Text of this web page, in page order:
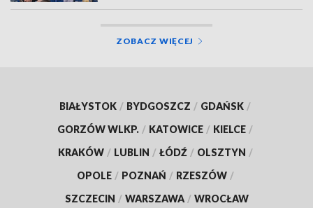
ZOBACZ WIĘCEJ
BIAŁYSTOK / BYDGOSZCZ / GDAŃSK /
GORZÓW WLKP. / KATOWICE / KIELCE /
KRAKÓW / LUBLIN / ŁÓDŹ / OLSZTYN /
OPOLE / POZNAŃ / RZESZÓW /
SZCZECIN / WARSZAWA / WROCŁAW